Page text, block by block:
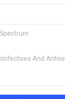
And Antise